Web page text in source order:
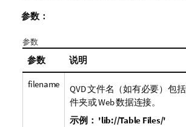
参数：
参数
参数 说明
filename QVD文件名（如有必要）包
件夹或 Web 数据连接。
示例： 'lib://Table Files/'